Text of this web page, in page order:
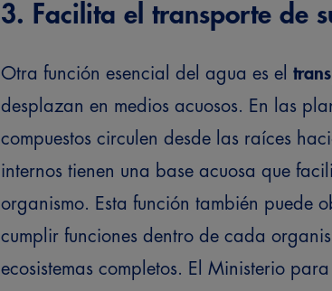
3. Facilita el transporte de
Otra función esencial del agua es el
desplazan en medios acuosos. En las
compuestos circulen desde las raíces
internos tienen una base acuosa que
organismo. Esta función también puede
cumplir funciones dentro de cada
ecosistemas completos. El Ministerio